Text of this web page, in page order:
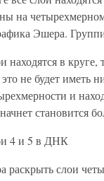
на
Эшера.
находятся в
не будет иметь
и
становится
4 и 5 в ДНК
раскрыть слои